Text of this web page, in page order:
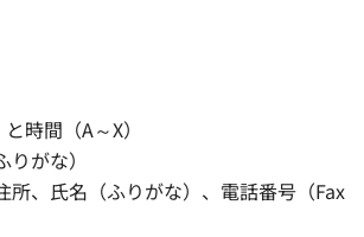
時間（A～X）
がな）
所、氏名（ふりがな）、電話番号（Fax